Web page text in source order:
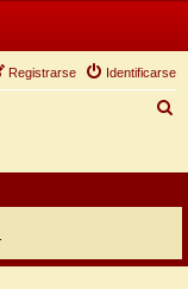
Identificarse
Registrarse